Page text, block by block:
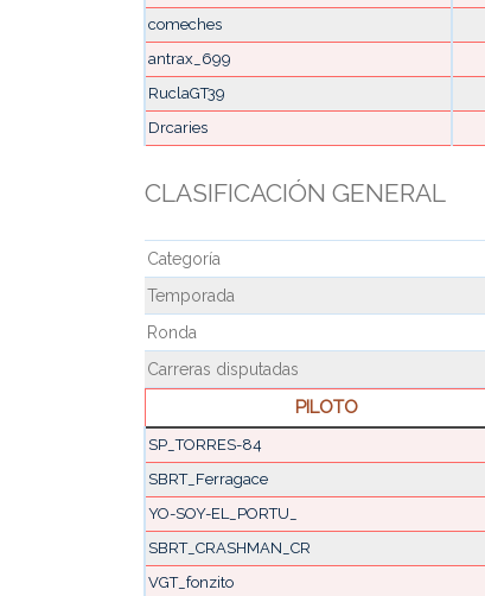
comeches
antrax_699
RuclaGT39
Drcaries
CLASIFICACIÓN GENERAL
Categoría
Temporada
Ronda
Carreras disputadas
PILOTO
SP_TORRES-84
SBRT_Ferragace
YO-SOY-EL_PORTU_
SBRT_CRASHMAN_CR
VGT_fonzito